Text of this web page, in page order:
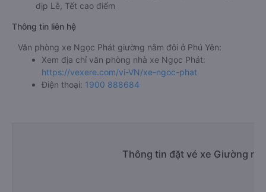
dịp Lễ, Tết cao điểm
Thông tin liên hệ
Văn phòng xe Ngọc Phát giường nằm đôi ở Phú Yên:
Xem địa chỉ văn phòng nhà xe Ngọc Phát:
https://vexere.com/vi-VN/xe-ngoc-phat
Điện thoại: 1900 888684
Thông tin đặt vé xe Giường